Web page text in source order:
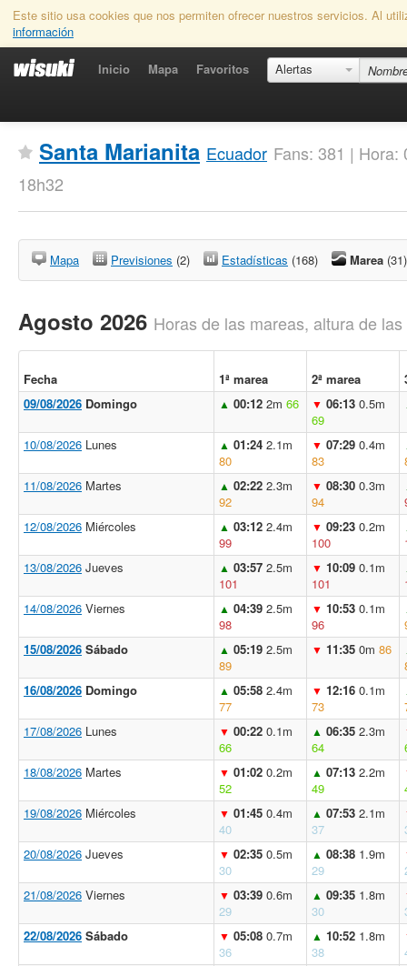
Este sitio usa cookies que nos permiten ofrecer nuestros servicios. Al
información
Inicio Mapa Favoritos Alertas
Santa Marianita Ecuador Fans: 381 | Hora:
18h32
Mapa Previsiones (2) Estadísticas (168) Marea (31)
Agosto 2026 Horas de las mareas, altura de
Fecha 1ª marea 2ª marea
09/08/2026 Domingo ▲ 00:12 2m 66 ▼ 06:13 0.5m
69
10/08/2026 Lunes ▲ 01:24 2.1m
80
▼ 07:29 0.4m
83
11/08/2026 Martes ▲ 02:22 2.3m
92
▼ 08:30 0.3m
94
12/08/2026 Miércoles ▲ 03:12 2.4m
99
▼ 09:23 0.2m
100
13/08/2026 Jueves ▲ 03:57 2.5m
101
▼ 10:09 0.1m
101
14/08/2026 Viernes ▲ 04:39 2.5m
98
▼ 10:53 0.1m
96
15/08/2026 Sábado ▲ 05:19 2.5m
89
▼ 11:35 0m 86
16/08/2026 Domingo ▲ 05:58 2.4m
77
▼ 12:16 0.1m
73
17/08/2026 Lunes ▼ 00:22 0.1m
66
▲ 06:35 2.3m
64
18/08/2026 Martes ▼ 01:02 0.2m
52
▲ 07:13 2.2m
49
19/08/2026 Miércoles ▼ 01:45 0.4m
40
▲ 07:53 2.1m
37
20/08/2026 Jueves ▼ 02:35 0.5m
30
▲ 08:38 1.9m
29
21/08/2026 Viernes ▼ 03:39 0.6m
29
▲ 09:35 1.8m
30
22/08/2026 Sábado ▼ 05:08 0.7m
36
▲ 10:52 1.8m
38